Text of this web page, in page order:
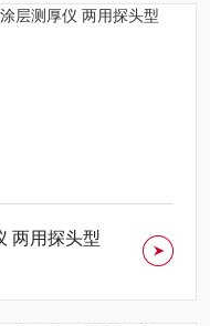
两用探头型